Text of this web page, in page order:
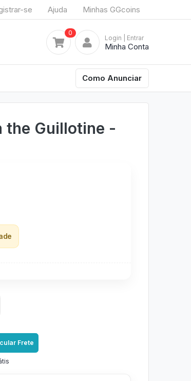
se Ajuda Minhas GGcoins
0
Login | Entrar
Minha Conta
Como Anunciar
the Guillotine -
Frete